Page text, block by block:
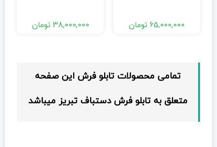
65,000,000 تومان 38,000,000 تومان
تمامی محصولات تابلو فرش این صفحه
متعلق به تابلو فرش دستباف تبریز میباشد